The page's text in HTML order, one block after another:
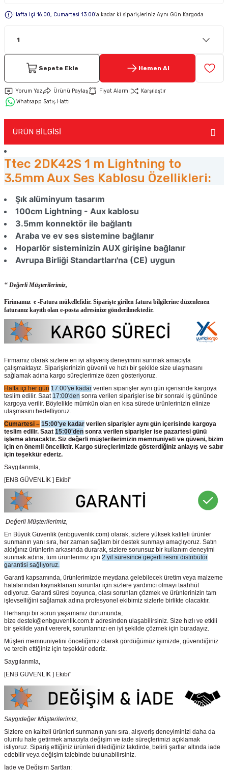
Hafta içi 16:00, Cumartesi 13:00’a kadar ki siparişleriniz Aynı Gün Kargoda
Sepete Ekle Hemen Al
Yorum Yaz Ürünü Paylaş Fiyat Alarmı
Karşılaştır
Whatsapp Satış Hattı
ÜRÜN BİLGİSİ
Ttec 2DK42S 1 m Lightning to
3.5mm Aux Ses Kablosu Özellikleri:
Şık alüminyum tasarım
100cm Lightning - Aux kablosu
3.5mm konnektör ile bağlantı
Araba ve ev ses sistemine bağlanır
Hoparlör sisteminizin AUX girişine bağlanır
Avrupa Birliği Standartları'na (CE) uygun
‘‘ Değerli Müşterilerimiz,
Firimamız e -Fatura mükellefidir. Siparişte girilen fatura bilgilerine düzenlenen
faturanız kayıtlı olan e-posta adresinize gönderilmektedir.
Firmamız olarak sizlere en iyi alışveriş deneyimini sunmak amacıyla
çalışmaktayız. Siparişlerinizin güvenli ve hızlı bir şekilde size ulaşmasını
sağlamak adına kargo süreçlerimize özen gösteriyoruz.
Hafta içi her gün 17:00'ye kadar verilen siparişler aynı gün içerisinde kargoya
teslim edilir. Saat 17:00'den sonra verilen siparişler ise bir sonraki iş gününde
kargoya verilir. Böylelikle mümkün olan en kısa sürede ürünlerinizin elinize
ulaşmasını hedefliyoruz.
Cumartesi – 15:00'ye kadar verilen siparişler aynı gün içerisinde kargoya
teslim edilir. Saat 15:00'den sonra verilen siparişler ise pazartesi günü
işleme alınacaktır. Siz değerli müşterilerimizin memnuniyeti ve güveni, bizim
için en önemli önceliktir. Kargo süreçlerimizde gösterdiğiniz anlayış ve sabır
için teşekkür ederiz.
Saygılarımla,
[ENB GÜVENLİK ] Ekibi"
Değerli Müşterilerimiz,
En Büyük Güvenlik (enbguvenlik.com) olarak, sizlere yüksek kaliteli ürünler
sunmanın yanı sıra, her zaman sağlam bir destek sunmayı amaçlıyoruz. Satın
aldığınız ürünlerin arkasında durarak, sizlere sorunsuz bir kullanım deneyimi
sunmak adına, tüm ürünlerimiz için 2 yıl süresince geçerli resmi distribütör
garantisi sağlıyoruz.
Garanti kapsamında, ürünlerimizde meydana gelebilecek üretim veya malzeme
hatalarından kaynaklanan sorunlar için sizlere yardımcı olmayı taahhüt
ediyoruz. Garanti süresi boyunca, olası sorunları çözmek ve ürünlerinizin tam
işlevselliğini sağlamak adına profesyonel ekibimiz sizlerle birlikte olacaktır.
Herhangi bir sorun yaşamanız durumunda,
bize destek@enbguvenlik.com.tr adresinden ulaşabilirsiniz. Size hızlı ve etkili
bir şekilde yanıt vererek, sorunlarınızı en iyi şekilde çözmek için buradayız.
Müşteri memnuniyetini önceliğimiz olarak gördüğümüz işimizde, güvendiğiniz
ve tercih ettiğiniz için teşekkür ederiz.
Saygılarımla,
[ENB GÜVENLİK ] Ekibi"
Saygıdeğer Müşterilerimiz,
Sizlere en kaliteli ürünleri sunmanın yanı sıra, alışveriş deneyiminizi daha da
olumlu hale getirmek amacıyla değişim ve iade süreçlerimizi açıklamak
istiyoruz. Sipariş ettiğiniz ürünleri dilediğiniz takdirde, belirli şartlar altında iade
edebilir veya değişim talebinde bulunabilirsiniz.
İade ve Değişim Şartları: